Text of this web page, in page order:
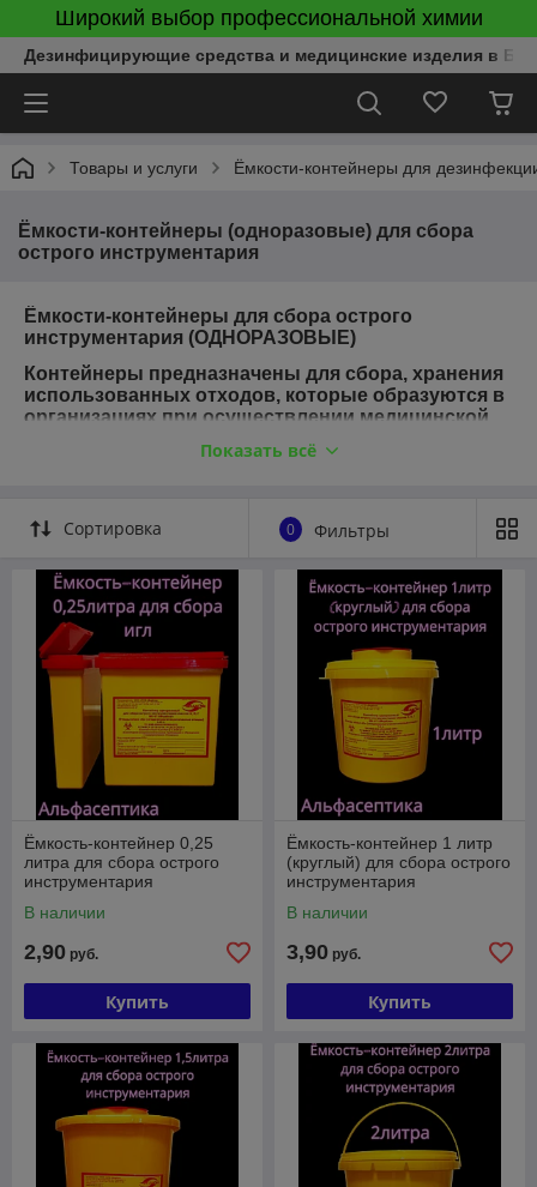
Широкий выбор профессиональной химии
Дезинфицирующие средства и медицинские изделия в
Товары и услуги Ёмкости-контейнеры для
Ёмкости-контейнеры (одноразовые) для сбора
острого инструментария
Ёмкости-контейнеры для сбора острого
инструментария (ОДНОРАЗОВЫЕ)
Контейнеры предназначены для сбора, хранения
использованных отходов, которые образуются в
организациях при осуществлении медицинской
выполнении лечебно-диагностических и
Ёмкости-контейнеры для сбора острого
инструментария выпускаются объёмом:
Показать всё
Сортировка 0 Фильтры
Ёмкость-контейнер 0,25
литра для сбора острого
инструментария
В наличии
2,90 руб.
Купить
Ёмкость-контейнер 1 литр
(круглый) для сбора острого
инструментария
В наличии
3,90 руб.
Купить